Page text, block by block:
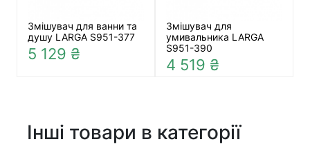
Змішувач для ванни та
душу LARGA S951-377
5 129 ₴
Змішувач для
умивальника LARGA
S951-390
4 519 ₴
Інші товари в категорії